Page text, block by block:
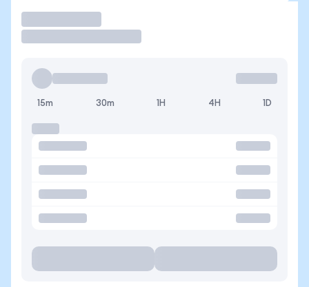
15m 30m 1H 4H 1D